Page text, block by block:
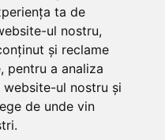
ta de
ul nostru,
și reclame
pentru a analiza
ul nostru și
de unde vin
Cruz
Skateboards
aleg rolele
aleg ochelarii
de soare Oakley
de soare Alpina